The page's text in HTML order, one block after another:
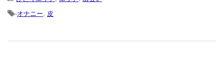
-オナニー, 皮